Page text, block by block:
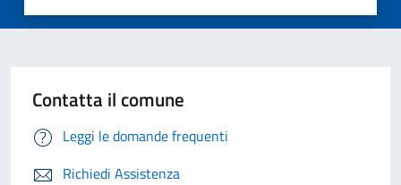
Contatta il comune
Leggi le domande frequenti
Richiedi Assistenza